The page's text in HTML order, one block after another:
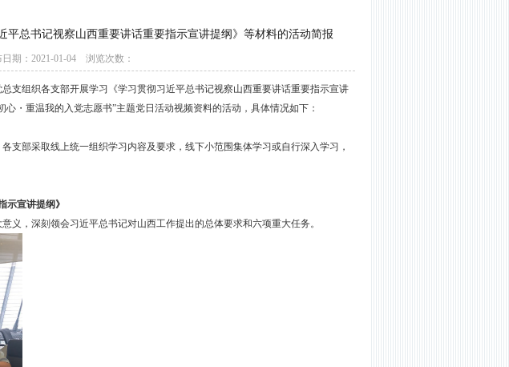
平总书记视察山西重要讲话重要指示宣讲提纲》等材料的活动简报
日期：2021-01-04 浏览次数：
支组织各支部开展学习《学习贯彻习近平总书记视察山西重要讲话重要指示宣讲
心 ・ 重温我的入党志愿书”主题党日活动视频资料的活动 ， 具体情况如下：
支部采取线上统一组织学习内容及要求，线下小范围集体学习或自行深入学习，
示宣讲提纲》
，深刻领会习近平总书记对山西工作提出的总体要求和六项重大任务。